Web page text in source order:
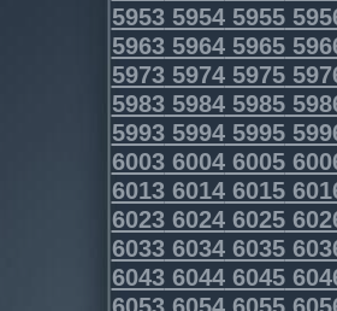
595359545955
596359645965
597359745975
598359845985
599359945995
600360046005
601360146015
602360246025
603360346035
604360446045